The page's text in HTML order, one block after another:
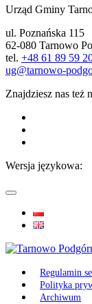
Urząd Gminy
ul. Poznańska 115
62-080 Tarnowo
tel. +48 61 89 59
ug@tarnowo-
Znajdziesz nas też
Wersja językowa:
Regulamin
Polityka
Archiwum